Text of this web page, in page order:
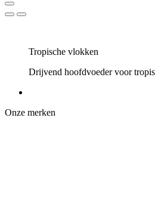
Tropische vlokken
Drijvend hoofdvoeder voor
Onze merken